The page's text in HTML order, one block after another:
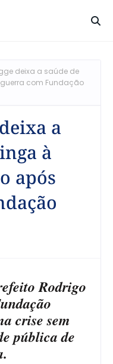
deixa a saúde de
com Fundação
a
à
após
Rodrigo
crise sem
pública de